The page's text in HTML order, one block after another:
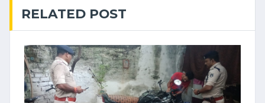
RELATED POST